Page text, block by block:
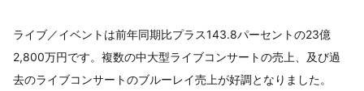
ライブ／イベントは前年同期比プラス143.8パーセントの23億
2,800万円です。複数の中大型ライブコンサートの売上、及び過
去のライブコンサートのブルーレイ売上が好調となりました。